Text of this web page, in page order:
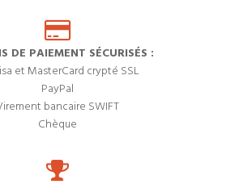
DE PAIEMENT SÉCURISÉS :
et MasterCard crypté SSL
PayPal
bancaire SWIFT
Chèque